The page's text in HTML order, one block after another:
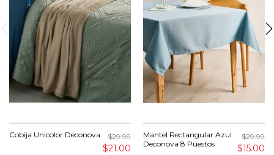
Cobija Unicolor Deconova $29.99
$21.00
Mantel Rectangular Azul
Deconova 8 Puestos
$29.99
$15.00